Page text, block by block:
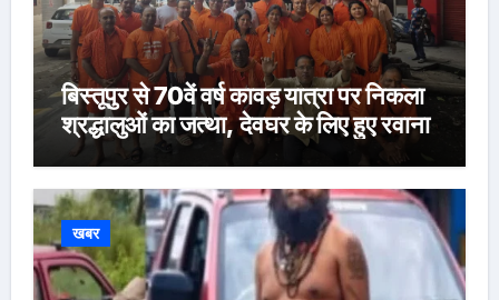
बिस्तूपुर से 70वें वर्ष कावड़ यात्रा पर निकला
श्रद्धालुओं का जत्था, देवघर के लिए हुए रवाना
खबर